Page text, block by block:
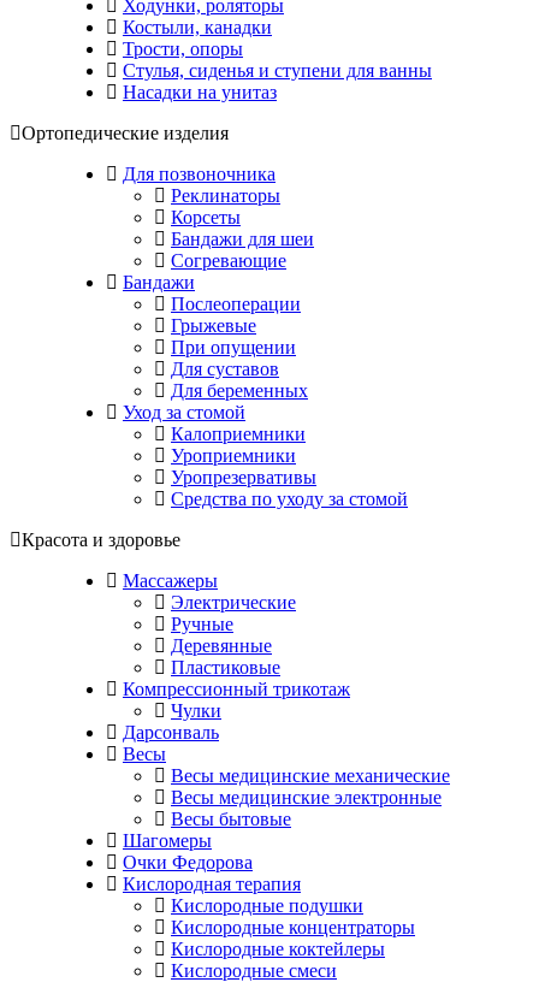
Ходунки, роляторы
Костыли, канадки
Трости, опоры
Стулья, сиденья и ступени для ванны
Насадки на унитаз
Ортопедические изделия
Для позвоночника
Реклинаторы
Корсеты
Бандажи для шеи
Согревающие
Бандажи
Послеоперации
Грыжевые
При опущении
Для суставов
Для беременных
Уход за стомой
Калоприемники
Уроприемники
Уропрезервативы
Средства по уходу за стомой
Красота и здоровье
Массажеры
Электрические
Ручные
Деревянные
Пластиковые
Компрессионный трикотаж
Чулки
Дарсонваль
Весы
Весы медицинские механические
Весы медицинские электронные
Весы бытовые
Шагомеры
Очки Федорова
Кислородная терапия
Кислородные подушки
Кислородные концентраторы
Кислородные коктейлеры
Кислородные смеси